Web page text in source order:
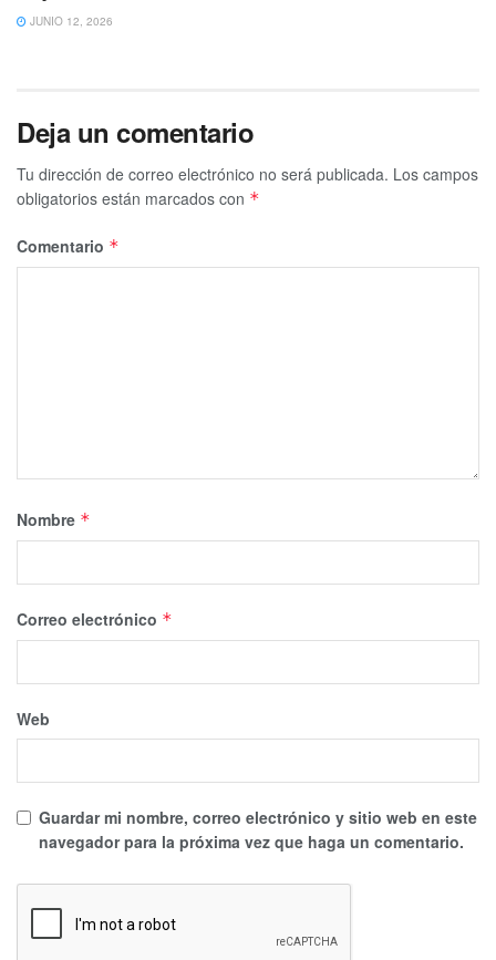
JUNIO 12, 2026
Deja un comentario
Tu dirección de correo electrónico no será publicada. Los campos
obligatorios están marcados con *
Comentario *
Nombre *
Correo electrónico *
Web
Guardar mi nombre, correo electrónico y sitio web en este
navegador para la próxima vez que haga un comentario.